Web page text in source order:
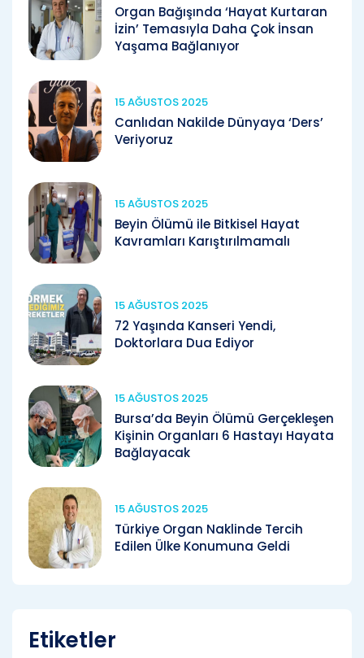
Organ Bağışında ‘Hayat Kurtaran
İzin’ Temasıyla Daha Çok İnsan
Yaşama Bağlanıyor
15 AĞUSTOS 2025
Canlıdan Nakilde Dünyaya ‘Ders’
Veriyoruz
15 AĞUSTOS 2025
Beyin Ölümü ile Bitkisel Hayat
Kavramları Karıştırılmamalı
15 AĞUSTOS 2025
72 Yaşında Kanseri Yendi,
Doktorlara Dua Ediyor
15 AĞUSTOS 2025
Bursa’da Beyin Ölümü Gerçekleşen
Kişinin Organları 6 Hastayı Hayata
Bağlayacak
15 AĞUSTOS 2025
Türkiye Organ Naklinde Tercih
Edilen Ülke Konumuna Geldi
Etiketler